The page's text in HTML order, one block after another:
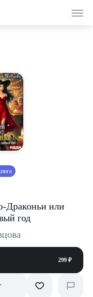
Драконьи или
год
299 ₽